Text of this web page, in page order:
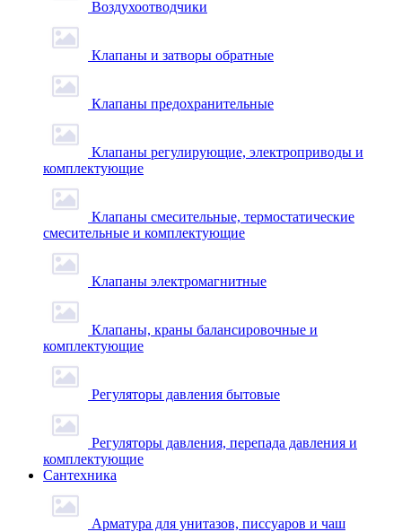
Воздухоотводчики
Клапаны и затворы обратные
Клапаны предохранительные
Клапаны регулирующие, электроприводы и
комплектующие
Клапаны смесительные, термостатические
смесительные и комплектующие
Клапаны электромагнитные
Клапаны, краны балансировочные и
комплектующие
Регуляторы давления бытовые
Регуляторы давления, перепада давления и
комплектующие
Сантехника
Арматура для унитазов, писсуаров и чаш